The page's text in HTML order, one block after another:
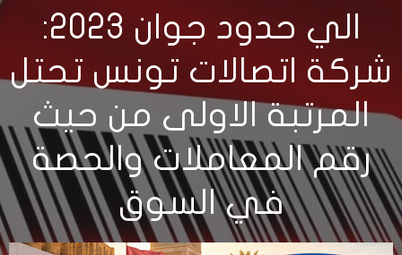
الي حدود جوان 2023:
شركة اتصالات تونس تحتل
المرتبة الاولى من حيث
رقم المعاملات والحصة
في السوق